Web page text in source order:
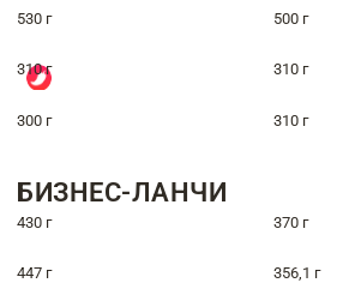
530 г 500 г
310 г 310 г
300 г 310 г
БИЗНЕС-ЛАНЧИ
430 г 370 г
447 г 356,1 г